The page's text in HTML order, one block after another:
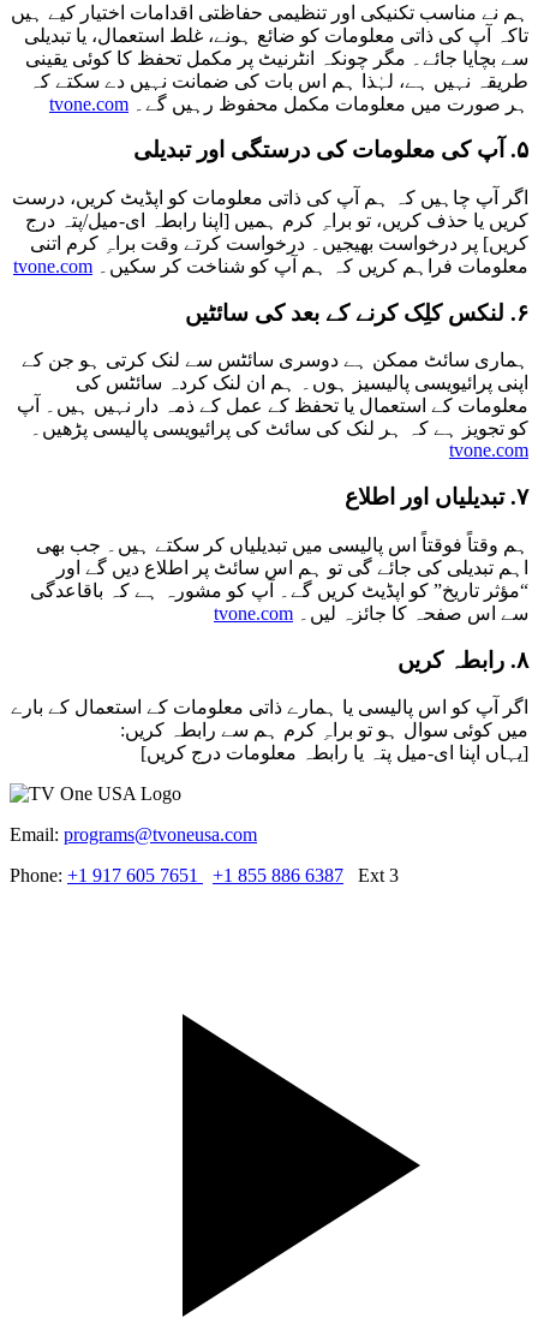
ہم نے مناسب تکنیکی اور تنظیمی حفاظتی اقدامات اختیار کیے ہیں
تاکہ آپ کی ذاتی معلومات کو ضائع ہونے، غلط استعمال، یا تبدیلی
سے بچایا جائے۔ مگر چونکہ انٹرنیٹ پر مکمل تحفظ کا کوئی یقینی
طریقہ نہیں ہے، لہٰذا ہم اس بات کی ضمانت نہیں دے سکتے کہ
ہر صورت میں معلومات مکمل محفوظ رہیں گے۔ tvone.com
۵. آپ کی معلومات کی درستگی اور تبدیلی
اگر آپ چاہیں کہ ہم آپ کی ذاتی معلومات کو اپڈیٹ کریں، درست
کریں یا حذف کریں، تو براہِ کرم ہمیں [اپنا رابطہ ای-میل/پتہ درج
کریں] پر درخواست بھیجیں۔ درخواست کرتے وقت براہِ کرم اتنی
معلومات فراہم کریں کہ ہم آپ کو شناخت کر سکیں۔ tvone.com
۶. لنکس کلِک کرنے کے بعد کی سائٹیں
ہماری سائٹ ممکن ہے دوسری سائٹس سے لنک کرتی ہو جن کے
اپنی پرائیویسی پالیسیز ہوں۔ ہم ان لنک کردہ سائٹس کی
معلومات کے استعمال یا تحفظ کے عمل کے ذمہ دار نہیں ہیں۔ آپ
کو تجویز ہے کہ ہر لنک کی سائٹ کی پرائیویسی پالیسی پڑھیں۔
tvone.com
۷. تبدیلیاں اور اطلاع
ہم وقتاً فوقتاً اس پالیسی میں تبدیلیاں کر سکتے ہیں۔ جب بھی
اہم تبدیلی کی جائے گی تو ہم اس سائٹ پر اطلاع دیں گے اور
“مؤثر تاریخ” کو اپڈیٹ کریں گے۔ آپ کو مشورہ ہے کہ باقاعدگی
سے اس صفحہ کا جائزہ لیں۔ tvone.com
۸. رابطہ کریں
اگر آپ کو اس پالیسی یا ہمارے ذاتی معلومات کے استعمال کے بارے
میں کوئی سوال ہو تو براہِ کرم ہم سے رابطہ کریں:
[یہاں اپنا ای-میل پتہ یا رابطہ معلومات درج کریں]
Email: programs@tvoneusa.com
Phone: +1 917 605 7651 +1 855 886 6387 Ext 3